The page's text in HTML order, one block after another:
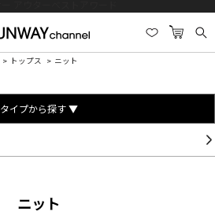
トップス ニット
タイプから探す ▼
ニット